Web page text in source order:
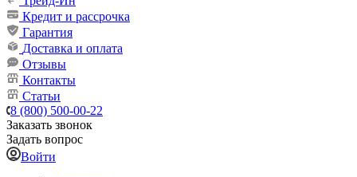
Кредит и рассрочка
Гарантия
Доставка и оплата
Отзывы
Контакты
Статьи
8 (800) 500-00-22
Заказать звонок
Задать вопрос
Войти